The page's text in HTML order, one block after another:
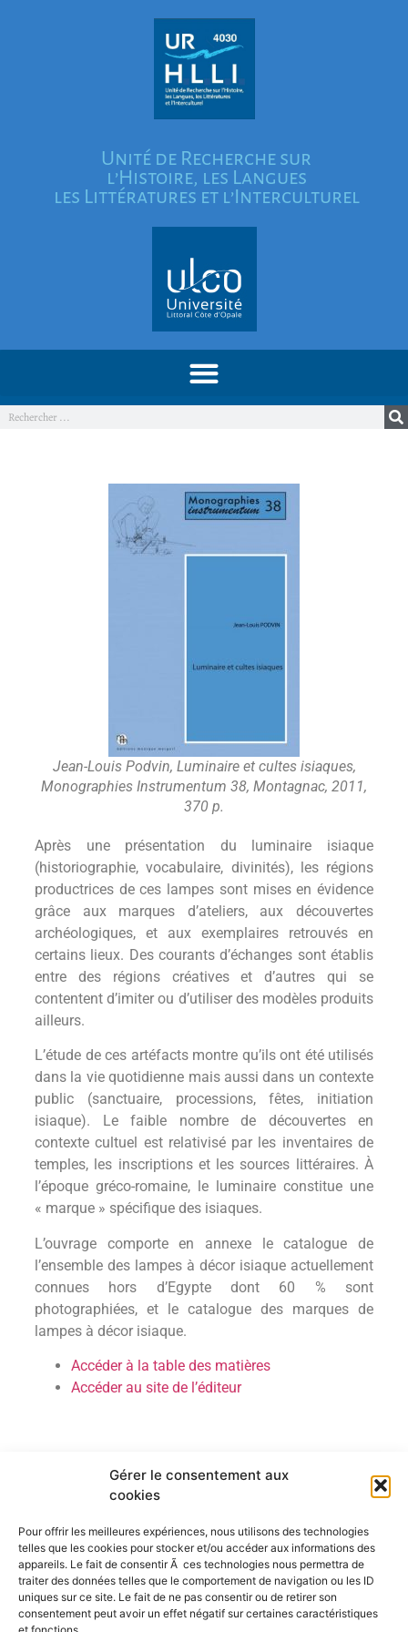
Gérer le consentement aux
cookies
Pour offrir les meilleures expériences, nous utilisons des technologies
telles que les cookies pour stocker et/ou accéder aux informations des
appareils. Le fait de consentir Ã ces technologies nous permettra de
traiter des données telles que le comportement de navigation ou les ID
uniques sur ce site. Le fait de ne pas consentir ou de retirer son
consentement peut avoir un effet négatif sur certaines caractéristiques
Unité de Recherche sur
l’Histoire, les Langues
les Littératures et l’Interculturel
Jean-Louis Podvin, Luminaire et cultes isiaques,
Monographies Instrumentum 38, Montagnac, 2011,
370 p.
Après une présentation du luminaire isiaque
(historiographie, vocabulaire, divinités), les régions
productrices de ces lampes sont mises en évidence
grâce aux marques d’ateliers, aux découvertes
archéologiques, et aux exemplaires retrouvés en
certains lieux. Des courants d’échanges sont établis
entre des régions créatives et d’autres qui se
contentent d’imiter ou d’utiliser des modèles produits
ailleurs.
L’étude de ces artéfacts montre qu’ils ont été utilisés
dans la vie quotidienne mais aussi dans un contexte
public (sanctuaire, processions, fêtes, initiation
isiaque). Le faible nombre de découvertes en
contexte cultuel est relativisé par les inventaires de
temples, les inscriptions et les sources littéraires. À
l’époque gréco-romaine, le luminaire constitue une
« marque » spécifique des isiaques.
L’ouvrage comporte en annexe le catalogue de
l’ensemble des lampes à décor isiaque actuellement
connues hors d’Egypte dont 60 % sont
photographiées, et le catalogue des marques de
lampes à décor isiaque.
Accéder à la table des matières
Accéder au site de l’éditeur